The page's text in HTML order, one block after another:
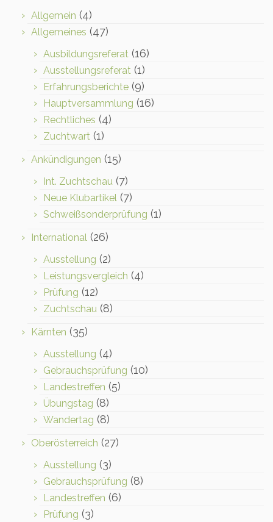
Allgemein (4)
Allgemeines (47)
Ausbildungsreferat (16)
Ausstellungsreferat (1)
Erfahrungsberichte (9)
Hauptversammlung (16)
Rechtliches (4)
Zuchtwart (1)
Ankündigungen (15)
Int. Zuchtschau (7)
Neue Klubartikel (7)
Schweißsonderprüfung (1)
International (26)
Ausstellung (2)
Leistungsvergleich (4)
Prüfung (12)
Zuchtschau (8)
Kärnten (35)
Ausstellung (4)
Gebrauchsprüfung (10)
Landestreffen (5)
Übungstag (8)
Wandertag (8)
Oberösterreich (27)
Ausstellung (3)
Gebrauchsprüfung (8)
Landestreffen (6)
Prüfung (3)